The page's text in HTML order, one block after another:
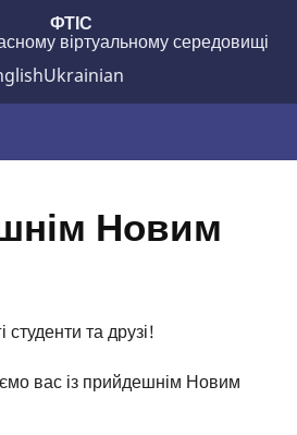
ФТІС
віртуальному середовищі
Ukrainian
Новим
студенти та друзі!
вас із прийдешнім Новим